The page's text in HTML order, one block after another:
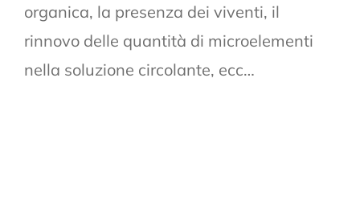
organica, la presenza dei viventi, il
rinnovo delle quantità di microelementi
nella soluzione circolante, ecc…